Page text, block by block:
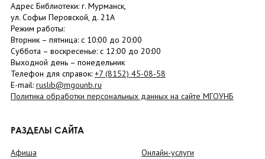
Адрес Библиотеки: г. Мурманск,
ул. Софьи Перовской, д. 21А
Режим работы:
Вторник – пятница: с 10:00 до 20:00
Суббота – воскресенье: c 12:00 до 20:00
Выходной день – понедельник
Телефон для справок: +7 (8152) 45-08-58
E-mail: ruslib@mgounb.ru
Политика обработки персональных данных на сайте МГОУНБ
РАЗДЕЛЫ САЙТА
Афиша
Онлайн-услуги